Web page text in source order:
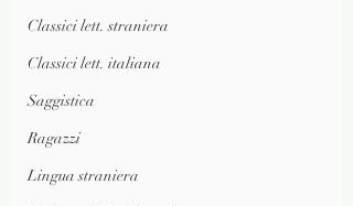
Classici lett. straniera
Classici lett. italiana
Saggistica
Ragazzi
Lingua straniera